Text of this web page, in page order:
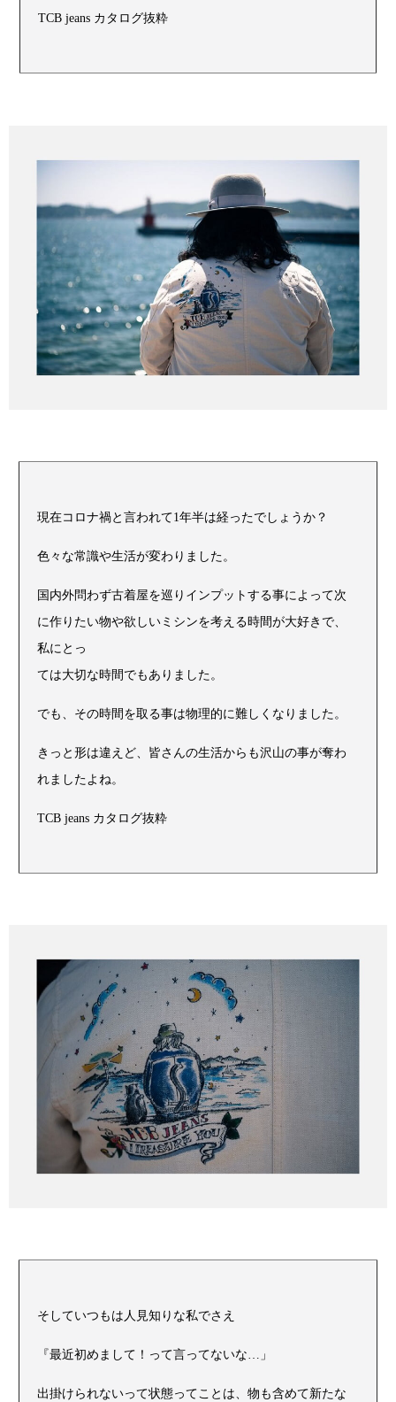
TCB jeans カタログ抜粋
現在コロナ禍と言われて1年半は経ったでしょうか？
色々な常識や生活が変わりました。
国内外問わず古着屋を巡りインプットする事によって次
に作りたい物や欲しいミシンを考える時間が大好きで、
私にとっ
ては大切な時間でもありました。
でも、その時間を取る事は物理的に難しくなりました。
きっと形は違えど、皆さんの生活からも沢山の事が奪わ
れましたよね。
TCB jeans カタログ抜粋
そしていつもは人見知りな私でさえ
『最近初めまして！って言ってないな…」
出掛けられないって状態ってことは、物も含めて新たな